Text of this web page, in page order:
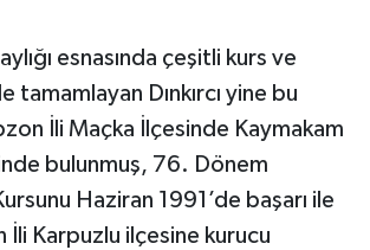
esnasında çeşitli kurs ve
tamamlayan Dınkırcı yine bu
İli Maçka İlçesinde Kaymakam
bulunmuş, 76. Dönem
Haziran 1991’de başarı ile
İli Karpuzlu ilçesine kurucu